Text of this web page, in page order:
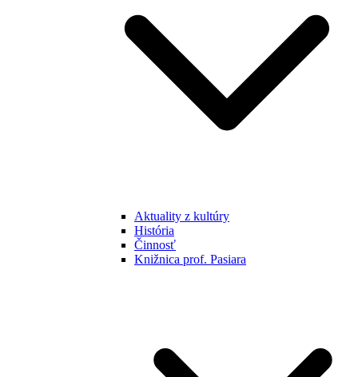
Aktuality z kultúry
História
Činnosť
Knižnica prof. Pasiara